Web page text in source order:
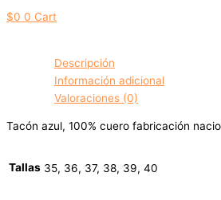
$0 0 Cart
Descripción
Información adicional
Valoraciones (0)
Tacón azul, 100% cuero fabricación
Tallas 35, 36, 37, 38, 39, 40